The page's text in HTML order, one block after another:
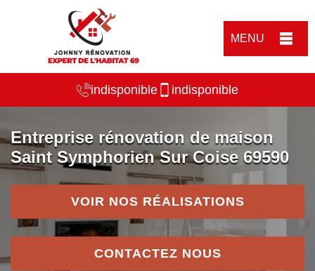
MENU
indisponible indisponible
Entreprise rénovation de maison
Saint Symphorien Sur Coise 69590
VOIR NOS RÉALISATIONS
CONTACTEZ NOUS